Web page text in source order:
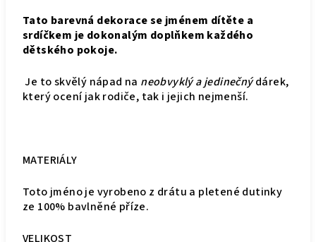
Tato barevná dekorace se jménem dítěte a
srdíčkem je dokonalým doplňkem každého
dětského pokoje.
Je to skvělý nápad na neobvyklý a jedinečnýdárek,
který ocení jak rodiče, tak i jejich nejmenší.
MATERIÁLY
Toto jméno je vyrobeno z drátu a pletené dutinky
ze 100% bavlněné příze.
VELIKOST